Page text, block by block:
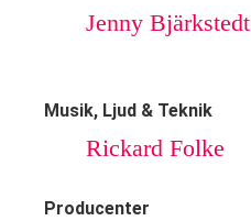
Jenny Bjärkstedt
Musik, Ljud & Teknik
Rickard Folke
Producenter